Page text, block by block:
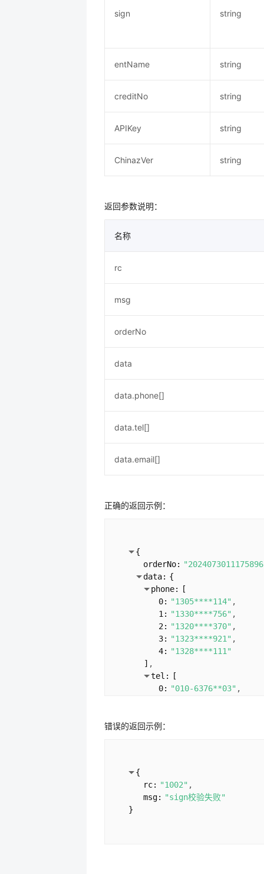
sign string
entName string
creditNo string
APIKey string
ChinazVer string
返回参数说明：
名称
rc
msg
orderNo
data
data.phone[]
data.tel[]
data.email[]
正确的返回示例：
{
orderNo:
data: {
phone:
[
0: "1305****114"
1: "1330****756"
2: "1320****370"
3: "1323****921"
4: "1328****111"
]
tel:
[
0: "010-6376**03"
3:
1: "1431***489@qq.com"
2:
"1546***126@qq.com"
错误的返回示例：
{
rc: "1002"
msg: "sign校验失败"
}